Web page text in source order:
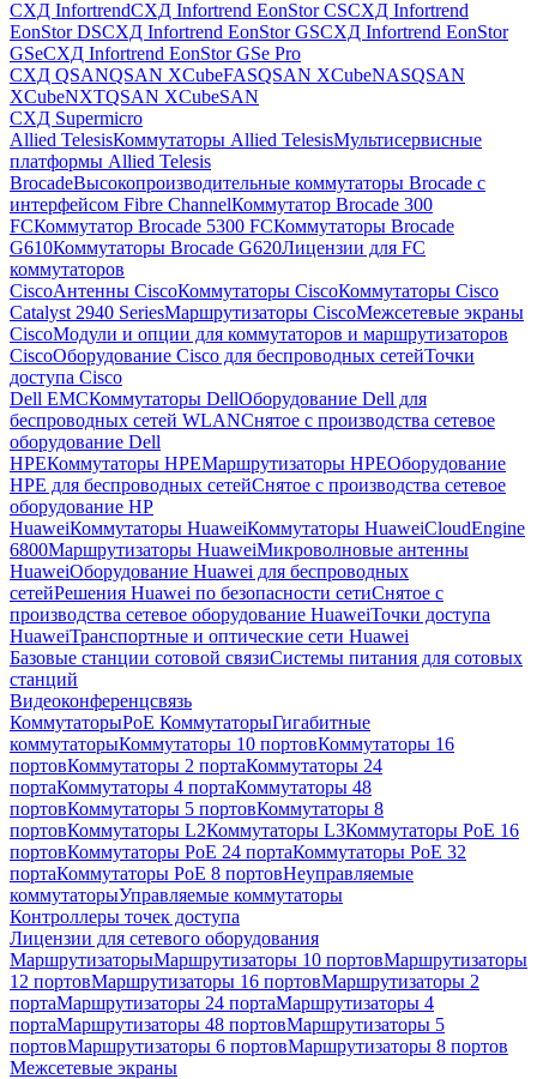
СХД InfortrendСХД Infortrend EonStor CSСХД Infortrend
EonStor DSСХД Infortrend EonStor GSСХД Infortrend EonStor
GSeСХД Infortrend EonStor GSe Pro
СХД QSANQSAN XCubeFASQSAN XCubeNASQSAN
XCubeNXTQSAN XCubeSAN
СХД Supermicro
Allied TelesisКоммутаторы Allied TelesisМультисервисные
платформы Allied Telesis
BrocadeВысокопроизводительные коммутаторы Brocade с
интерфейсом Fibre ChannelКоммутатор Brocade 300
FCКоммутатор Brocade 5300 FCКоммутаторы Brocade
G610Коммутаторы Brocade G620Лицензии для FC
коммутаторов
CiscoАнтенны CiscoКоммутаторы CiscoКоммутаторы Cisco
Catalyst 2940 SeriesМаршрутизаторы CiscoМежсетевые экраны
CiscoМодули и опции для коммутаторов и маршрутизаторов
CiscoОборудование Cisco для беспроводных сетейТочки
доступа Cisco
Dell EMCКоммутаторы DellОборудование Dell для
беспроводных сетей WLANСнятое с производства сетевое
оборудование Dell
HPEКоммутаторы HPEМаршрутизаторы HPEОборудование
HPE для беспроводных сетейСнятое с производства сетевое
оборудование HP
HuaweiКоммутаторы HuaweiКоммутаторы HuaweiCloudEngine
6800Маршрутизаторы HuaweiМикроволновые антенны
HuaweiОборудование Huawei для беспроводных
сетейРешения Huawei по безопасности сетиСнятое с
производства сетевое оборудование HuaweiТочки доступа
HuaweiТранспортные и оптические сети Huawei
Базовые станции сотовой связиСистемы питания для сотовых
станций
Видеоконференцсвязь
КоммутаторыPoE КоммутаторыГигабитные
коммутаторыКоммутаторы 10 портовКоммутаторы 16
портовКоммутаторы 2 портаКоммутаторы 24
портаКоммутаторы 4 портаКоммутаторы 48
портовКоммутаторы 5 портовКоммутаторы 8
портовКоммутаторы L2Коммутаторы L3Коммутаторы PoE 16
портовКоммутаторы PoE 24 портаКоммутаторы PoE 32
портаКоммутаторы PoE 8 портовНеуправляемые
коммутаторыУправляемые коммутаторы
Контроллеры точек доступа
Лицензии для сетевого оборудования
МаршрутизаторыМаршрутизаторы 10 портовМаршрутизаторы
12 портовМаршрутизаторы 16 портовМаршрутизаторы 2
портаМаршрутизаторы 24 портаМаршрутизаторы 4
портаМаршрутизаторы 48 портовМаршрутизаторы 5
портовМаршрутизаторы 6 портовМаршрутизаторы 8 портов
Межсетевые экраны